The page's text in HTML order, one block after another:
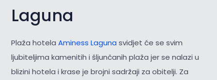
Laguna
Plaža hotela Aminess Laguna svidjet će se svim
ljubiteljima kamenitih i šljunčanih plaža jer se nalazi u
blizini hotela i krase je brojni sadržaji za obitelji. Za